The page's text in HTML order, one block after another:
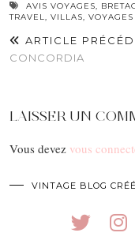
AVIS VOYAGES,
TRAVEL, VILLAS, VOYAGES
ARTICLE
CONCORDIA
LAISSER UN
Vous devez vous
VINTAGE BLOG